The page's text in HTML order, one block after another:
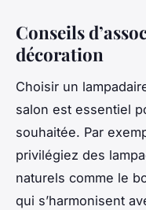
Conseils
décoration
Choisir un
salon est essentiel
souhaitée. Par
privilégiez des
naturels comme le
qui s’harmonisent